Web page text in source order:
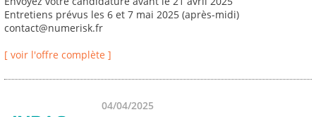
Entretiens prévus les 6 et 7 mai 2025 (après-midi)
contact@numerisk.fr
[ voir l'offre complète ]
04/04/2025